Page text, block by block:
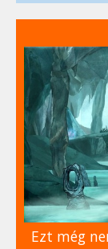
Ezt még